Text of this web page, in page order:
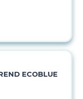
ECOBLUE